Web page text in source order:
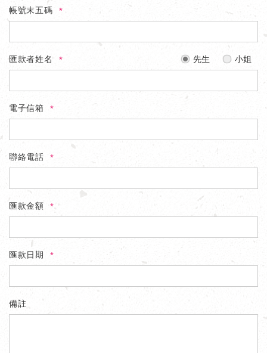
帳號末五碼
匯款者姓名 先生 小姐
電子信箱
聯絡電話
匯款金額
匯款日期
備註